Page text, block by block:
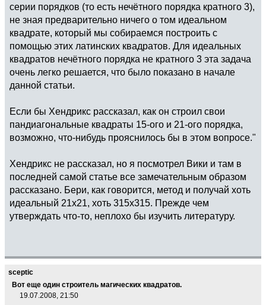
серии порядков (то есть нечётного порядка кратного 3),
не зная предварительно ничего о том идеальном
квадрате, который мы собираемся построить с
помощью этих латинских квадратов. Для идеальных
квадратов нечётного порядка не кратного 3 эта задача
очень легко решается, что было показано в начале
данной статьи.
Если бы Хендрикс рассказал, как он строил свои
пандиагональные квадраты 15-ого и 21-ого порядка,
возможно, что-нибудь прояснилось бы в этом вопросе."
Хендрикс не рассказал, но я посмотрел Вики и там в
последней самой статье все замечательным образом
рассказано. Бери, как говорится, метод и получай хоть
идеальный 21х21, хоть 315х315. Прежде чем
утверждать что-то, неплохо бы изучить литературу.
sceptic
Вот еще один строитель магических квадратов.
19.07.2008, 21:50